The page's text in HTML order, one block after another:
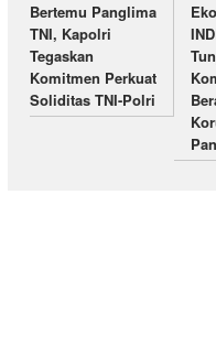
Bertemu Panglima
TNI, Kapolri
Tegaskan
Komitmen Perkuat
Soliditas TNI-Polri